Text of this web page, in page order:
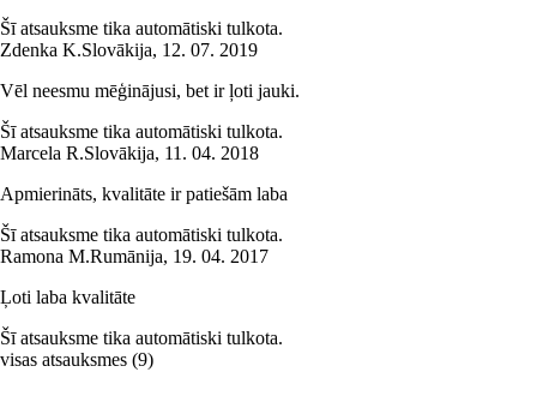
Šī atsauksme tika automātiski tulkota.
Zdenka K.Slovākija, 12. 07. 2019
Vēl neesmu mēģinājusi, bet ir ļoti jauki.
Šī atsauksme tika automātiski tulkota.
Marcela R.Slovākija, 11. 04. 2018
Apmierināts, kvalitāte ir patiešām laba
Šī atsauksme tika automātiski tulkota.
Ramona M.Rumānija, 19. 04. 2017
Ļoti laba kvalitāte
Šī atsauksme tika automātiski tulkota.
visas atsauksmes (9)